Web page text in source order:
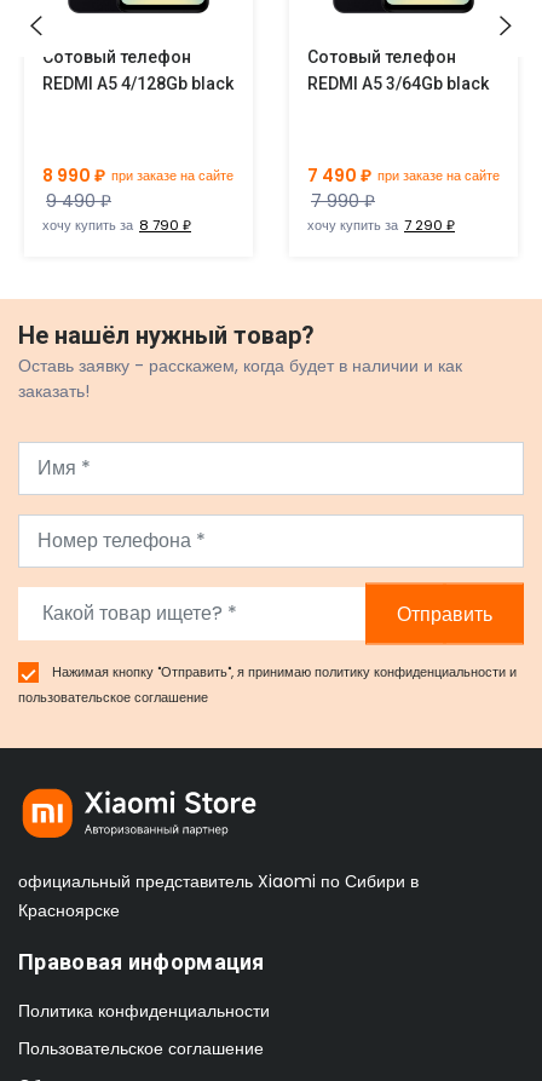
Сотовый телефон
REDMI A5 4/128Gb black
8 990 ₽ при заказе на сайте
9 490 ₽
хочу купить за 8 790 ₽
Сотовый телефон
REDMI A5 3/64Gb black
7 490 ₽ при заказе на сайте
7 990 ₽
хочу купить за 7 290 ₽
Не нашёл нужный товар?
Оставь заявку - расскажем, когда будет в наличии и как
заказать!
Отправить
Нажимая кнопку "Отправить", я принимаюполитику конфиденциальностии
пользовательское соглашение
официальный представитель Xiaomi по Сибири в
Красноярске
Правовая информация
Политика конфиденциальности
Пользовательское соглашение